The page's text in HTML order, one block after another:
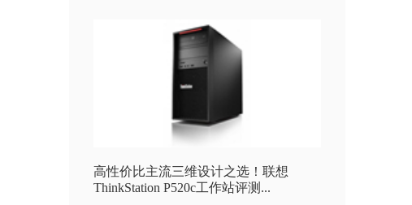
高性价比主流三维设计之选！联想
ThinkStation P520c工作站评测...